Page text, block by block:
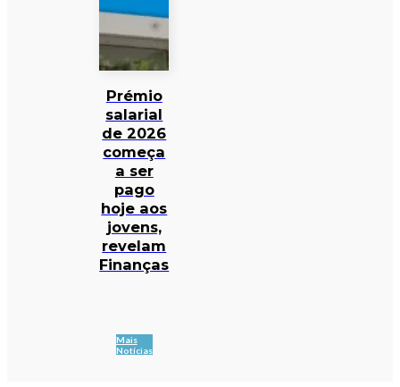
Prémio
salarial
de 2026
começa
a ser
pago
hoje aos
jovens,
revelam
Finanças
Mais
Notícias